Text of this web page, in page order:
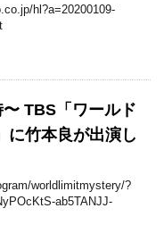
hl?a=20200109-
TBS「ワールド
に竹本良が出演し
worldlimitmystery/?
ab5TANJJ-